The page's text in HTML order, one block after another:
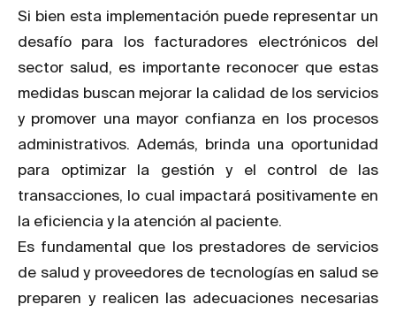
Si bien esta implementación puede representar un
desafío para los facturadores electrónicos del
sector salud, es importante reconocer que estas
medidas buscan mejorar la calidad de los servicios
y promover una mayor confianza en los procesos
administrativos. Además, brinda una oportunidad
para optimizar la gestión y el control de las
transacciones, lo cual impactará positivamente en
la eficiencia y la atención al paciente.
Es fundamental que los prestadores de servicios
de salud y proveedores de tecnologías en salud se
preparen y realicen las adecuaciones necesarias